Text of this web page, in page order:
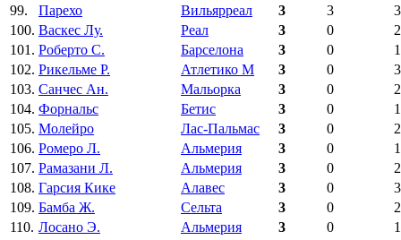
99.
Парехо Вильярреал 3 3
100. Васкес Лу. Реал 3 0
101. Роберто С. Барселона 3 0
102. Рикельме Р. Атлетико М 3 0
103. Санчес Ан. Мальорка 3 0
104. Форнальс Бетис 3 0
105. Молейро Лас-Пальмас 3 0
106. Ромеро Л. Альмерия 3 0
107. Рамазани Л. Альмерия 3 0
108. Гарсия Кике Алавес 3 0
109. Бамба Ж. Сельта 3 0
110. Лосано Э. Альмерия 3 0